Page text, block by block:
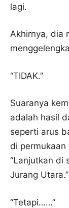
lagi.
Akhirnya, dia
“TIDAK.”
Suaranya
adalah hasil
seperti arus
di
“Lanjutkan di
Jurang Utara.”
“Tetapi……”